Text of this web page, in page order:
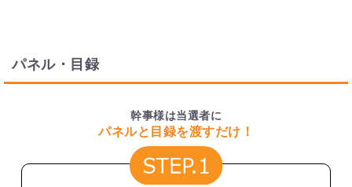
パネル・目録
幹事様は当選者に
パネルと目録を渡すだけ！